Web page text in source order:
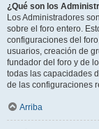
¿Qué son los
Los Administradores
sobre el foro entero.
configuraciones del
usuarios, creación de
fundador del foro y de
todas las capacidades
de las configuraciones
Arriba